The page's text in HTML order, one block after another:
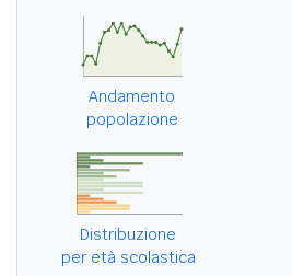
Andamento
popolazione
Distribuzione
per età scolastica